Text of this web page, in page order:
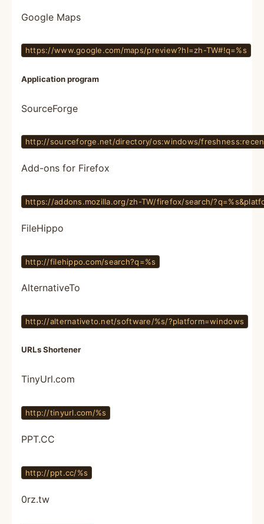
Google Maps
https://www.google.com/maps/preview?hl=zh-TW#!q=%s
Application program
SourceForge
http://sourceforge.net/directory/os:windows/
Add-ons for Firefox
https://addons.mozilla.org/zh-TW/firefox/search/
FileHippo
http://filehippo.com/search?q=%s
AlternativeTo
http://alternativeto.net/software/%s/?platform=windows
URLs Shortener
TinyUrl.com
http://tinyurl.com/%s
PPT.CC
http://ppt.cc/%s
0rz.tw